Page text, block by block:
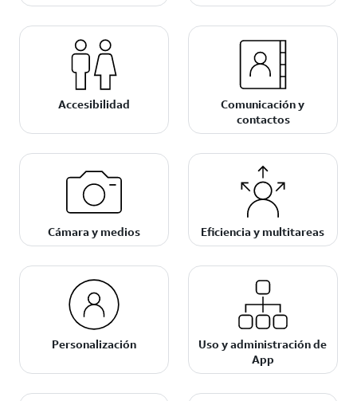
Accesibilidad
Comunicación y
contactos
Cámara y medios Eficiencia y multitareas
Personalización
Uso y administración de
App